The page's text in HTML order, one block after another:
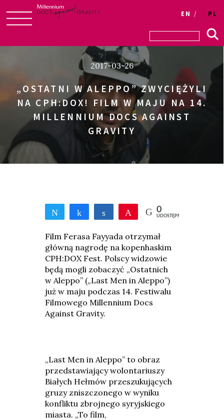
to
Login
EN PL
2017-03-26
„OSTATNI W ALEPPO” ZWYCIĘŻYLI
NA CPH:DOX! FILM W MAJU NA 14.
MILLENNIUM DOCS AGAINST
GRAVITY
Tweetnij UdostępnijUdostępnijPrzypnij
0
UDOSTĘPNIEŃ
Film Ferasa Fayyada otrzymał
główną nagrodę na kopenhaskim
CPH:DOX Fest. Polscy widzowie
będą mogli zobaczyć „Ostatnich
w Aleppo” („Last Men in Aleppo”)
już w maju podczas 14. Festiwalu
Filmowego Millennium Docs
Against Gravity.
„Last Men in Aleppo” to obraz
przedstawiający wolontariuszy
Białych Hełmów przeszukujących
gruzy zniszczonego w wyniku
konfliktu zbrojnego syryjskiego
miasta. „To film,